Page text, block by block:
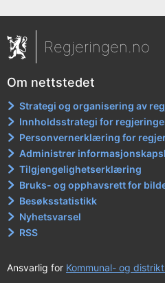
Regjeringen.no
Om nettstedet
Strategi og organisering av
Innholdsstrategi for
Personvernerklæring for
Administrer
Tilgjengelighetserklæring
Bruks- og opphavsrett for
Besøksstatistikk
Nyhetsvarsel
RSS
Ansvarlig for Kommunal- og